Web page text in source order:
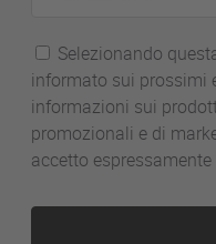
email
Selezionando
informato sui prossimi
informazioni sui
promozionali e di
accetto